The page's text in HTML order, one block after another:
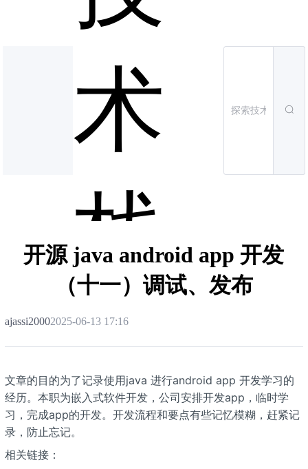
术
栈
开源 java android app 开发
（十一）调试、发布
ajassi20002025-06-13 17:16
文章的目的为了记录使用java 进行android app 开发学习的
经历。本职为嵌入式软件开发，公司安排开发app，临时学
习，完成app的开发。开发流程和要点有些记忆模糊，赶紧记
录，防止忘记。
相关链接：